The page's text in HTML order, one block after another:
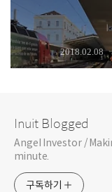
2018.02.08
Inuit Blogged
Angel Investor /
minute.
구독하기